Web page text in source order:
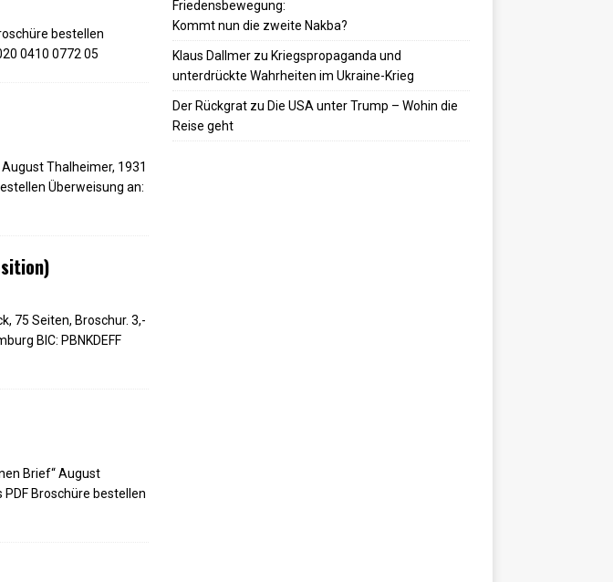
bestellen
0410 0772 05
Thalheimer, 1931
Überweisung an:
75 Seiten, Broschur. 3,-
BIC: PBNKDEFF
Brief“ August
Broschüre bestellen
Friedensbewegung:
Kommt nun die zweite Nakba?
Klaus Dallmerzu Kriegspropaganda und
unterdrückte Wahrheiten im Ukraine-Krieg
Der Rückgratzu Die USA unter Trump – Wohin die
Reise geht